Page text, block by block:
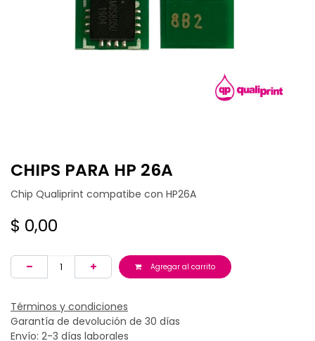
CHIPS PARA HP 26A
Chip Qualiprint compatibe con HP26A
$ 0,00
Agregar al carrito
Términos y condiciones
Garantía de devolución de 30 días
Envío: 2-3 días laborales